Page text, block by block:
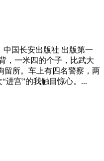
国长安出版社 出版第一
，一米四的个子，比武大
留所。车上有四名警察，两
进宫”的我触目惊心。...